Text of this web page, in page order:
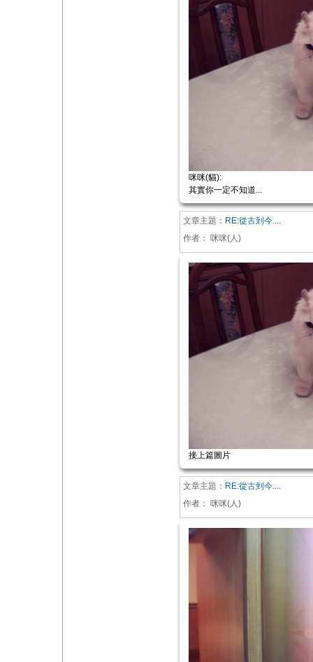
咪咪(貓):
其實你一定不知道...
文章主題： RE:從古到今....
作者： 咪咪(人)
接上篇圖片
文章主題： RE:從古到今....
作者： 咪咪(人)